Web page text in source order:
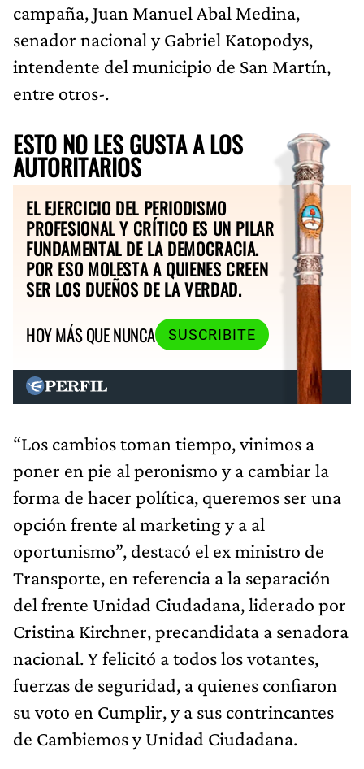
campaña, Juan Manuel Abal Medina,
senador nacional y Gabriel Katopodys,
intendente del municipio de San Martín,
entre otros-.
ESTO NO LES GUSTA A LOS
AUTORITARIOS
EL EJERCICIO DEL PERIODISMO
PROFESIONAL Y CRÍTICO ES UN PILAR
FUNDAMENTAL DE LA DEMOCRACIA.
POR ESO MOLESTA A QUIENES CREEN
SER LOS DUEÑOS DE LA VERDAD.
HOY MÁS QUE NUNCA
SUSCRIBITE
“Los cambios toman tiempo, vinimos a
poner en pie al peronismo y a cambiar la
forma de hacer política, queremos ser una
opción frente al marketing y a al
oportunismo”, destacó el ex ministro de
Transporte, en referencia a la separación
del frente Unidad Ciudadana, liderado por
Cristina Kirchner, precandidata a senadora
nacional. Y felicitó a todos los votantes,
fuerzas de seguridad, a quienes confiaron
su voto en Cumplir, y a sus contrincantes
de Cambiemos y Unidad Ciudadana.